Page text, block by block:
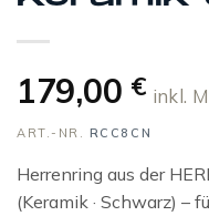
179,00 € inkl.
ART.-NR. RCC8CN
Herrenring aus der
(Keramik · Schwarz) –